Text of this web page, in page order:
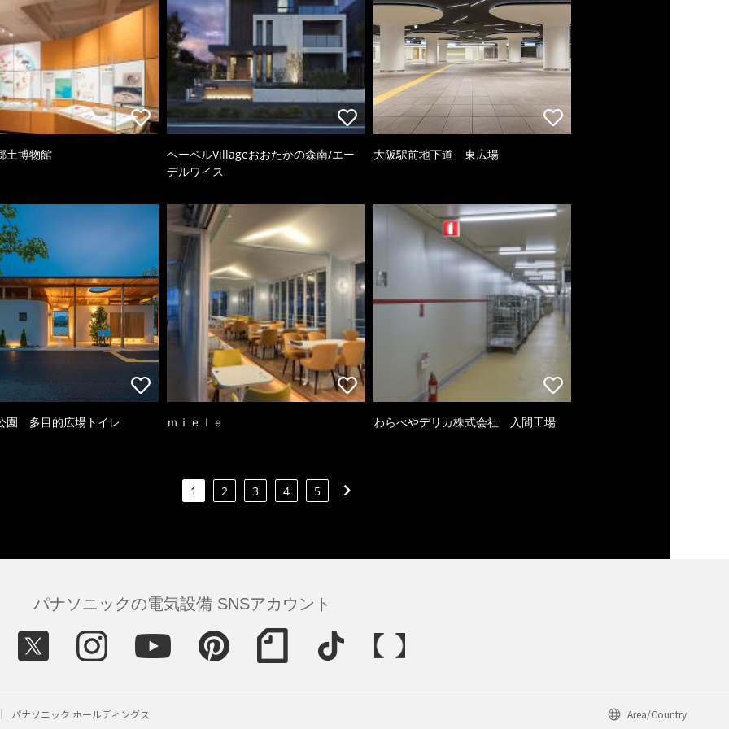
土博物館
ヘーベルVillageおおたかの森南/エー
デルワイス
大阪駅前地下道 東広場
園 多目的広場トイレ ｍｉｅｌｅ わらべやデリカ株式会社 入間工場
1 2 3 4 5
パナソニックの電気設備 SNSアカウント
パナソニック ホールディングス Area/Country